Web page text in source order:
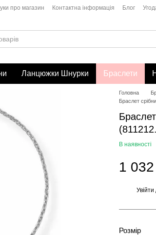
про магазин Контактна інформація Блог
Ланцюжки Шнурки Браслети
Головна
Браслет
В наявності
1 032
Увійти
Розмір